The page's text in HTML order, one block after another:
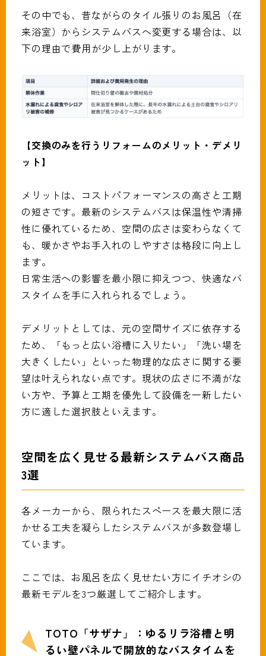
その中でも、昔ながらのタイル張りのお風呂（在
来浴室）からシステムバスへ変更する場合は、以
下の理由で費用が少し上がります。
【交換のみを行うリフォームのメリット・デメリ
ット】
メリットは、コストパフォーマンスの高さと工期
の短さです。最新のシステムバスは保温性や清掃
性に優れているため、空間の広さは変わらなくて
も、暖かさやお手入れのしやすさは格段に向上し
ます。
日常生活への影響を最小限に抑えつつ、快適なバ
スタイムを手に入れられるでしょう。
デメリットとしては、元の空間サイズに依存する
ため、「もっと広い浴槽に入りたい」「洗い場を
大きくしたい」といった物理的な広さに関する要
望は叶えられない点です。現状の広さに不満がな
い方や、予算と工期を優先して設備を一新したい
方に適した選択肢といえます。
空間を広く見せる最新システムバス商品
3選
各メーカーから、限られたスペースを最大限に活
かせる工夫を凝らしたシステムバスが多数登場し
ています。
ここでは、お風呂を広く見せたい方にイチオシの
最新モデルを3つ厳選してご紹介します。
TOTO「サザナ」：ゆるリラ浴槽と明
るい壁パネルで開放的なバスタイムを